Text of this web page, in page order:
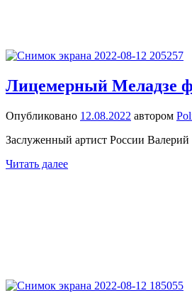
Лицемерный Меладзе
Опубликовано 12.08.2022 автором
Заслуженный артист России
Читать далее